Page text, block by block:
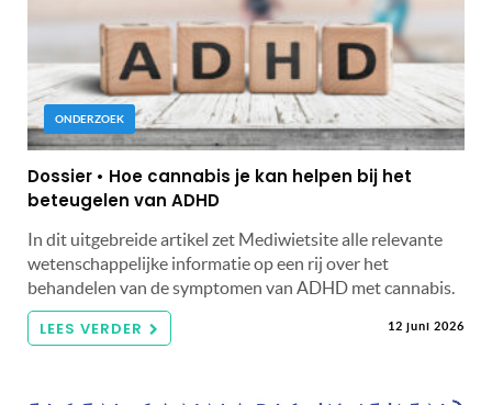
ONDERZOEK
Dossier • Hoe cannabis je kan helpen bij het
beteugelen van ADHD
In dit uitgebreide artikel zet Mediwietsite alle relevante
wetenschappelijke informatie op een rij over het
behandelen van de symptomen van ADHD met cannabis.
LEES VERDER 12 juni 2026